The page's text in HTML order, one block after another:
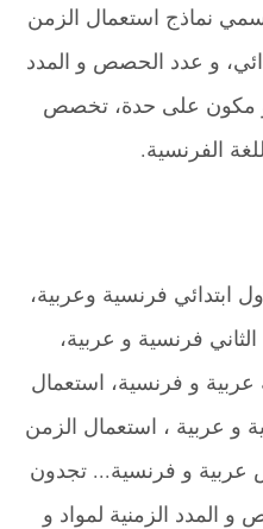
نماذج استعمال الزمن
و عدد الحصص و المدد
و مكون على حدة، تخصص
الفرنسية.
ابتدائي فرنسية وعربية،
فرنسية و عربية،
عربية و فرنسية، استعمال
و عربية ، استعمال الزمن
و فرنسية... تجدون
المدد الزمنية لمواد و